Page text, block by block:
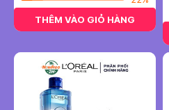
THÊM VÀO GIỎ HÀNG